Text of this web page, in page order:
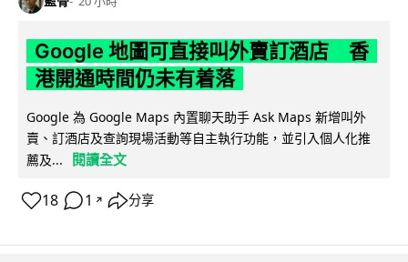
Google 地圖可直接叫外賣訂酒店 香
港開通時間仍未有着落
Google 為 Google Maps 內置聊天助手 Ask Maps 新增叫外
賣、訂酒店及查詢現場活動等自主執行功能，並引入個人化推
薦及...
閱讀全文
18 1 ↗ 分享